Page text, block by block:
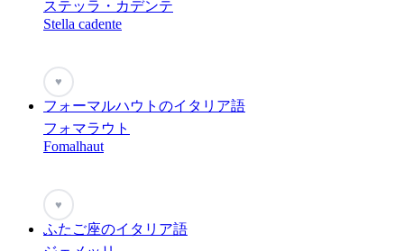
ステッラ・カデンテ
Stella cadente
♥
フォーマルハウトのイタリア語
フォマラウト
Fomalhaut
♥
ふたご座のイタリア語